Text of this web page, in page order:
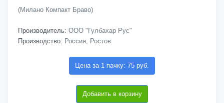
(Милано Компакт Браво)
Производитель: ООО "Гулбахар Рус"
Производство: Россия, Ростов
Цена за 1 пачку: 75 руб.
Добавить в корзину